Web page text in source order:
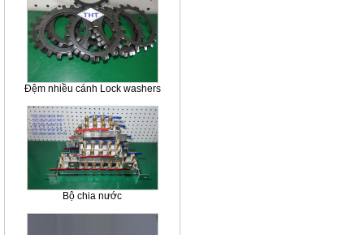
Đệm nhiều cánh Lock washers
Bộ chia nước